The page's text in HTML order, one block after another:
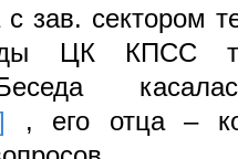
с зав. сектором
ЦК КПСС
, его отца –